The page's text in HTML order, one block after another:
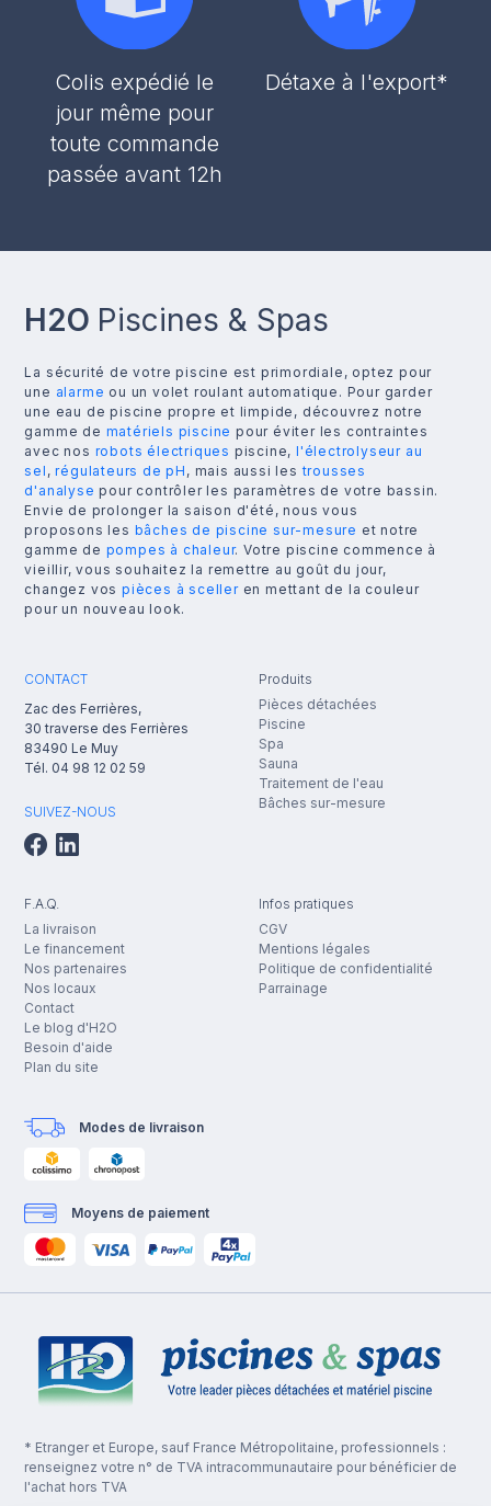
Colis expédié le
jour même pour
toute commande
passée avant 12h
Détaxe à l'export*
H2O Piscines & Spas
La sécurité de votre piscine est primordiale, optez pour
une alarme ou un volet roulant automatique. Pour garder
une eau de piscine propre et limpide, découvrez notre
gamme de matériels piscine pour éviter les contraintes
avec nos robots électriques piscine, l'électrolyseur au
sel ,régulateurs de pH , mais aussi lestrousses
d'analyse pour contrôler les paramètres de votre bassin.
Envie de prolonger la saison d'été, nous vous
proposons les bâches de piscine sur-mesure et notre
gamme de pompes à chaleur. Votre piscine commence à
vieillir, vous souhaitez la remettre au goût du jour,
changez vos pièces à scelleren mettant de la couleur
pour un nouveau look.
CONTACT
Zac des Ferrières,
30 traverse des Ferrières
83490 Le Muy
Tél. 04 98 12 02 59
SUIVEZ-NOUS
Produits
Pièces détachées
Piscine
Spa
Sauna
Traitement de l'eau
Bâches sur-mesure
F.A.Q.
La livraison
Le financement
Nos partenaires
Nos locaux
Contact
Le blog d'H2O
Besoin d'aide
Plan du site
Infos pratiques
CGV
Mentions légales
Politique de confidentialité
Parrainage
Modes de livraison
Moyens de paiement
* Etranger et Europe, sauf France Métropolitaine, professionnels :
renseignez votre n° de TVA intracommunautaire pour bénéficier de
l'achat hors TVA